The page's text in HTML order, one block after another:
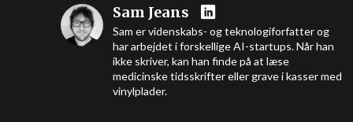
Sam Jeans
Sam er videnskabs- og teknologiforfatter og
har arbejdet i forskellige AI-startups. Når han
ikke skriver, kan han finde på at læse
medicinske tidsskrifter eller grave i kasser med
vinylplader.